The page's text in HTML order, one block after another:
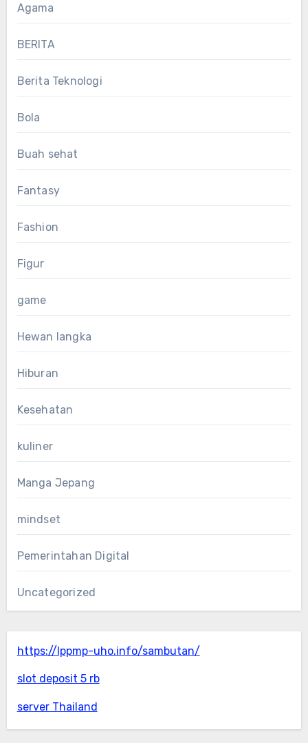
Agama
BERITA
Berita Teknologi
Bola
Buah sehat
Fantasy
Fashion
Figur
game
Hewan langka
Hiburan
Kesehatan
kuliner
Manga Jepang
mindset
Pemerintahan Digital
Uncategorized
https://lppmp-uho.info/sambutan/
slot deposit 5 rb
server Thailand